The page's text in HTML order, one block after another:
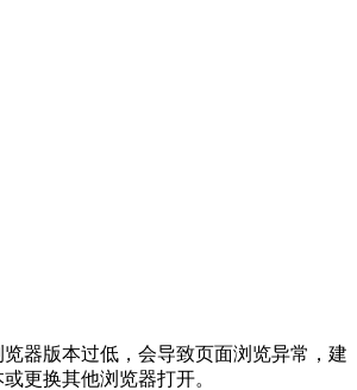
器版本过低，会导致页面浏览异常，建
更换其他浏览器打开。